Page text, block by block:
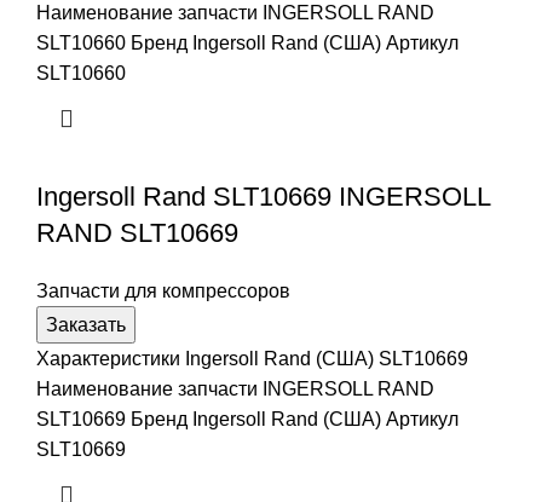
Наименование запчасти INGERSOLL RAND
SLT10660 Бренд Ingersoll Rand (США) Артикул
SLT10660
Ingersoll Rand SLT10669 INGERSOLL
RAND SLT10669
Запчасти для компрессоров
Заказать
Характеристики Ingersoll Rand (США) SLT10669
Наименование запчасти INGERSOLL RAND
SLT10669 Бренд Ingersoll Rand (США) Артикул
SLT10669